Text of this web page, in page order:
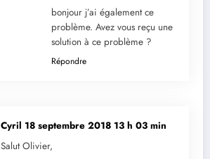
bonjour j’ai également ce
problème. Avez vous reçu une
solution à ce problème ?
Répondre
Cyril 18 septembre 2018 13 h 03 min
Salut Olivier,